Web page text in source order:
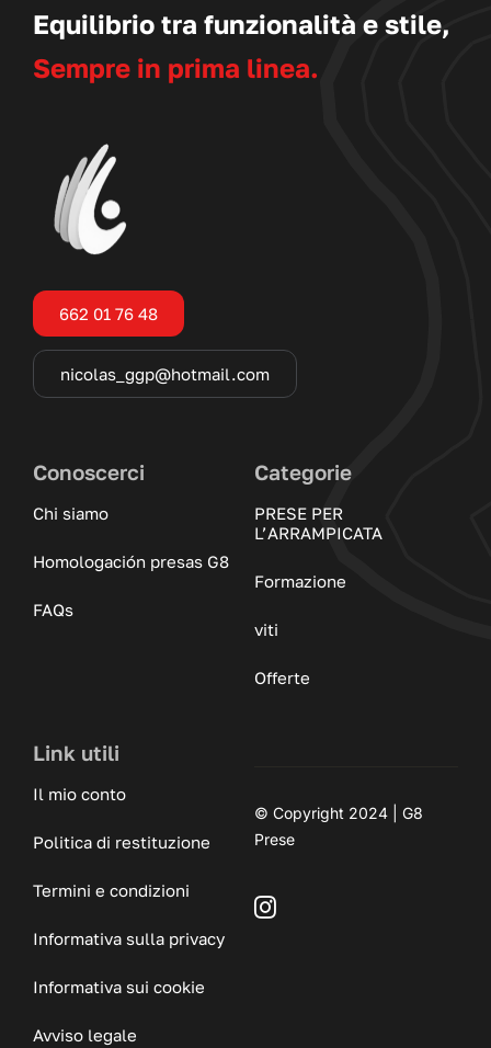
Equilibrio tra funzionalità e stile,
Sempre in prima linea.
662 01 76 48
nicolas_ggp@hotmail.com
Conoscerci
Chi siamo
Homologación presas G8
FAQs
Categorie
PRESE PER
L’ARRAMPICATA
Formazione
viti
Offerte
Link utili
Il mio conto
Politica di restituzione
Termini e condizioni
Informativa sulla privacy
Informativa sui cookie
Avviso legale
© Copyright 2024 | G8
Prese